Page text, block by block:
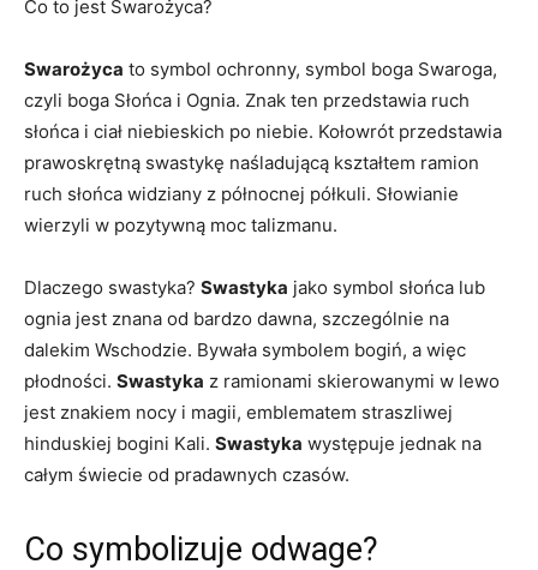
Co to jest Swarożyca?
Swarożyca to symbol ochronny, symbol boga Swaroga,
czyli boga Słońca i Ognia. Znak ten przedstawia ruch
słońca i ciał niebieskich po niebie. Kołowrót przedstawia
prawoskrętną swastykę naśladującą kształtem ramion
ruch słońca widziany z północnej półkuli. Słowianie
wierzyli w pozytywną moc talizmanu.
Dlaczego swastyka? Swastyka jako symbol słońca lub
ognia jest znana od bardzo dawna, szczególnie na
dalekim Wschodzie. Bywała symbolem bogiń, a więc
płodności. Swastyka z ramionami skierowanymi w lewo
jest znakiem nocy i magii, emblematem straszliwej
hinduskiej bogini Kali. Swastyka występuje jednak na
całym świecie od pradawnych czasów.
Co symbolizuje odwage?